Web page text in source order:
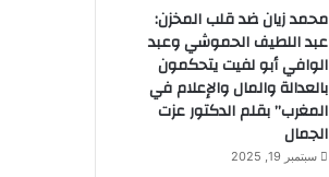
محمد زيان ضد قلب المخزن:
عبد اللطيف الحموشي وعبد
الوافي أبو لفيت يتحكمون
بالعدالة والمال والإعلام في
المغرب” بقلم الدكتور عزت
الجمال
سبتمبر 19, 2025